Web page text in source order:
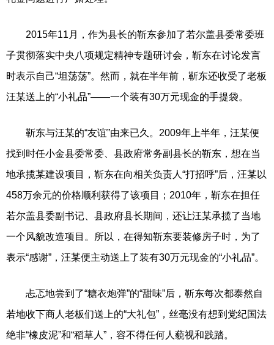
2015年11月，作为县长的靳东参加了若尔盖县委常委班
子贯彻落实中央八项规定精神专题研讨会，靳东在讨论发言
时表示自己“坦荡荡”。然而，就在半年前，靳东还收受了老板
汪某送上的“小礼品”——一个装有30万元现金的手提袋。
靳东与汪某的“友谊”由来已久。2009年上半年，汪某便
找到时任小金县委常委、县政府常务副县长的靳东，想在当
地承揽某建设项目，靳东在向相关负责人“打招呼”后，汪某以
458万余元的价格顺利获得了该项目；2010年，靳东在担任
若尔盖县委副书记、县政府县长期间，还让汪某承揽了当地
一个风貌改造项目。所以，在得知靳东要装修房子时，为了
表示“感谢”，汪某便主动送上了装有30万元现金的“小礼品”。
忐忑地尝到了“糖衣炮弹”的“甜味”后，靳东每次都泰然自
若地收下商人老板们送上的“大礼包”，丝毫没有想到党纪国法
绝非“橡皮泥”和“稻草人”，容不得任何人藐视和践踏。